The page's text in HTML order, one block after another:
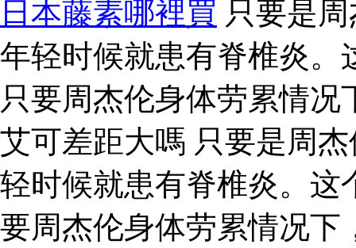
日本藤素哪裡買 只要是
年轻时候就患有脊椎炎。
只要周杰伦身体劳累情
艾可差距大嗎 只要是周
轻时候就患有脊椎炎。这
要周杰伦身体劳累情况下